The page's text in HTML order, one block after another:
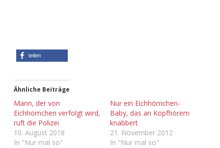
teilen
Ähnliche Beiträge
Mann, der von
Eichhörnchen verfolgt wird,
ruft die Polizei
10. August 2018
In "Nur mal so"
Nur ein Eichhörnchen-
Baby, das an Kopfhörern
knabbert
21. November 2012
In "Nur mal so"